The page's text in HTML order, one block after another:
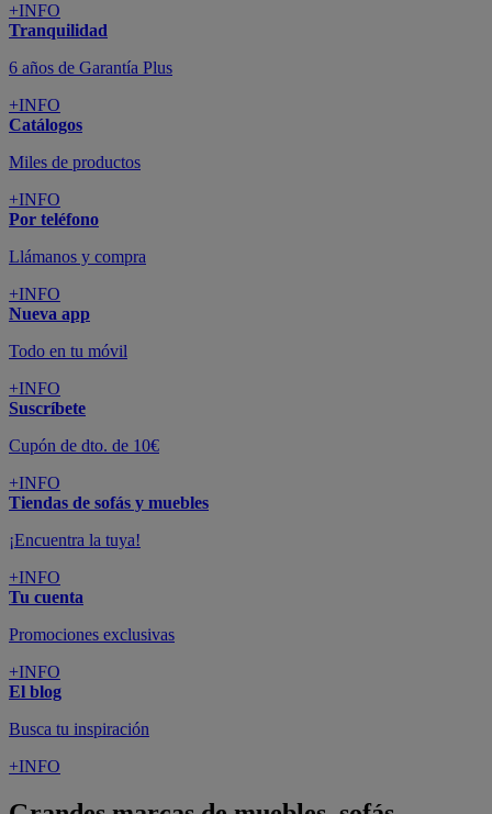
+INFO
Tranquilidad
6 años de Garantía Plus
+INFO
Catálogos
Miles de productos
+INFO
Por teléfono
Llámanos y compra
+INFO
Nueva app
Todo en tu móvil
+INFO
Suscríbete
Cupón de dto. de 10€
+INFO
Tiendas de sofás y muebles
¡Encuentra la tuya!
+INFO
Tu cuenta
Promociones exclusivas
+INFO
El blog
Busca tu inspiración
+INFO